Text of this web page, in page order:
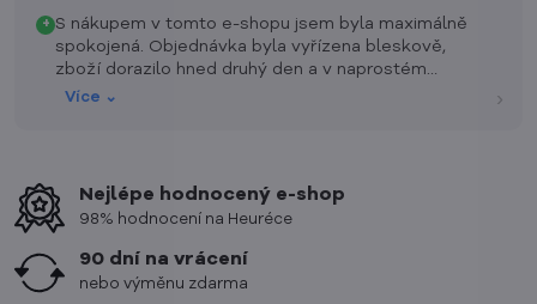
+ S nákupem v tomto e-shopu jsem byla maximálně
spokojená. Objednávka byla vyřízena bleskově,
zboží dorazilo hned druhý den a v naprostém
pořádku. Oceňuji skvělou komunikaci a přehlednost
Více ⌄ ›
Nejlépe hodnocený e-shop
98% hodnocení na Heuréce
90 dní na vrácení
nebo výměnu zdarma